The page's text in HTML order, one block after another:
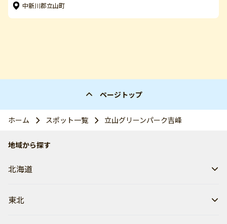
中新川郡立山町
ページトップ
ホーム スポット一覧 立山グリーンパーク吉峰
地域から探す
北海道
東北